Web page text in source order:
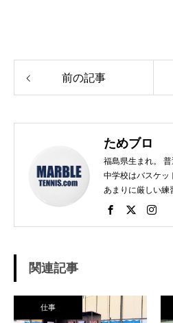
前の記事
ためブロ
福島県生まれ。
中学校はバスケッ
あまりに厳しい練
さし、個人スポーツを
素振りをした途
ら一刀両断。（笑） そんなテニスとの
関連記事
仕事